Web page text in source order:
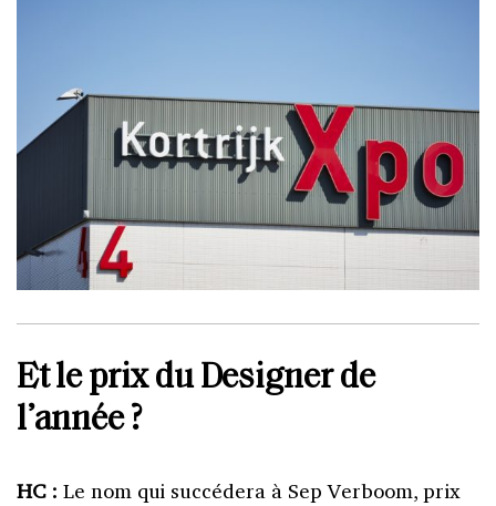
Et le prix du Designer de
l’année ?
HC : Le nom qui succédera à Sep Verboom, prix